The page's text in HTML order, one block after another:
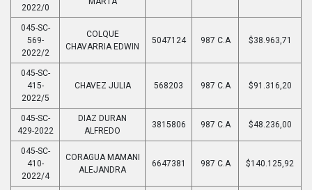
2022/0
045-SC-
569-
2022/2
COLQUE
CHAVARRIA EDWIN
5047124 987 C.A $38.963,71
045-SC-
415-
2022/5
CHAVEZ JULIA 568203 987 C.A $91.316,20
045-SC-
429-2022
DIAZ DURAN
ALFREDO
3815806 987 C.A $48.236,00
045-SC-
410-
2022/4
CORAGUA MAMANI
ALEJANDRA
6647381 987 C.A $140.125,92